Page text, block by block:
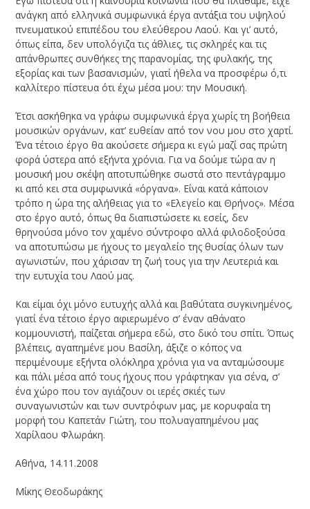
ανάγκη από ελληνικά συμφωνικά έργα αντάξια του υψηλού
πνευματικού επιπέδου του ελεύθερου Λαού. Και γι’ αυτό,
όπως είπα, δεν υπολόγιζα τις άθλιες, τις σκληρές και τις
απάνθρωπες συνθήκες της παρανομίας, της φυλακής, της
εξορίας και των βασανισμών, γιατί ήθελα να προσφέρω ό,τι
καλλίτερο πίστευα ότι έχω μέσα μου: την Μουσική.
Έτσι ασκήθηκα να γράφω συμφωνικά έργα χωρίς τη βοήθεια
μουσικών οργάνων, κατ’ ευθείαν από τον νου μου στο χαρτί.
Ένα τέτοιο έργο θα ακούσετε σήμερα κι εγώ μαζί σας πρώτη
φορά ύστερα από εξήντα χρόνια. Για να δούμε τώρα αν η
μουσική μου σκέψη αποτυπώθηκε σωστά στο πεντάγραμμο
κι από κει στα συμφωνικά «όργανα». Είναι κατά κάποιον
τρόπο η ώρα της αλήθειας για το «Ελεγείο και Θρήνος». Μέσα
στο έργο αυτό, όπως θα διαπιστώσετε κι εσείς, δεν
θρηνούσα μόνο τον χαμένο σύντροφο αλλά φιλοδοξούσα
να αποτυπώσω με ήχους το μεγαλείο της θυσίας όλων των
αγωνιστών, που χάρισαν τη ζωή τους για την Λευτεριά και
την ευτυχία του Λαού μας.
Και είμαι όχι μόνο ευτυχής αλλά και βαθύτατα συγκινημένος,
γιατί ένα τέτοιο έργο αφιερωμένο σ’ έναν αθάνατο
κομμουνιστή, παίζεται σήμερα εδώ, στο δικό του σπίτι. Όπως
βλέπεις, αγαπημένε μου Βασίλη, άξιζε ο κόπος να
περιμένουμε εξήντα ολόκληρα χρόνια για να ανταμώσουμε
και πάλι μέσα από τους ήχους που γράφτηκαν για σένα, σ’
ένα χώρο που τον αγιάζουν οι ιερές σκιές των
συναγωνιστών και των συντρόφων μας, με κορυφαία τη
μορφή του Καπετάν Γιώτη, του πολυαγαπημένου μας
Χαρίλαου Φλωράκη.
Αθήνα, 14.11.2008
Μίκης Θεοδωράκης